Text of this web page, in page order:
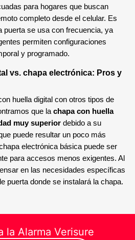
para hogares que buscan
completo desde el celular. Es
puerta se usa con frecuencia, ya
permiten configuraciones
y programado.
vs. chapa electrónica: Pros y
huella digital con otros tipos de
que lachapa con huella
muy superior debido a su
puede resultar un poco más
electrónica básica puede ser
para accesos menos exigentes. Al
en las necesidades específicas
puerta donde se instalará la chapa.
la Alarma Verisure